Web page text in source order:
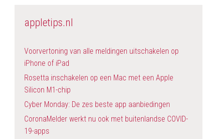
appletips.nl
Voorvertoning van alle meldingen uitschakelen op
iPhone of iPad
Rosetta inschakelen op een Mac met een Apple
Silicon M1-chip
Cyber Monday: De zes beste app aanbiedingen
CoronaMelder werkt nu ook met buitenlandse COVID-
19-apps